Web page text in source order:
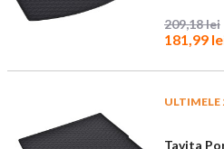
209,18 lei
181,99
ULTIMELE
Tavita